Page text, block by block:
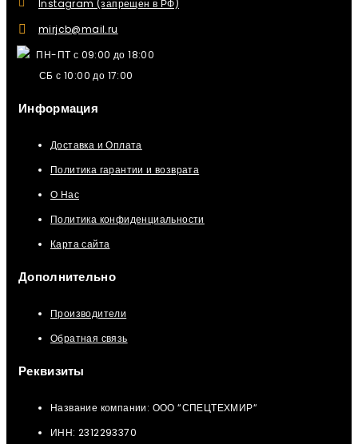
Instagram (запрещен в РФ)
mirjcb@mail.ru
ПН-ПТ с 09:00 до 18:00
СБ с 10:00 до 17:00
Информация
Доставка и Оплата
Политика гарантии и возврата
О Нас
Политика конфиденциальности
Карта сайта
Дополнительно
Производители
Обратная связь
Реквизиты
Название компании: ООО “СПЕЦТЕХМИР“
ИНН: 2312293370